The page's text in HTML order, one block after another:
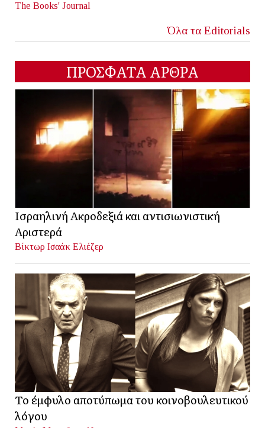
The Books' Journal
Όλα τα Editorials
ΠΡΟΣΦΑΤΑ ΑΡΘΡΑ
Ισραηλινή Ακροδεξιά και αντισιωνιστική
Αριστερά
Βίκτωρ Ισαάκ Ελιέζερ
Το έμφυλο αποτύπωμα του κοινοβουλευτικού
λόγου